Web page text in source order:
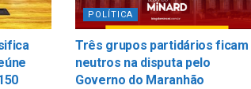
POLÍTICA
Três grupos partidários ficam
neutros na disputa pelo
Governo do Maranhão